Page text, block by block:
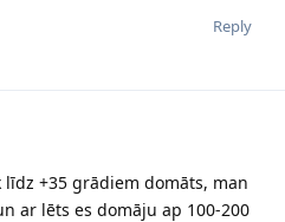
Reply
līdz +35 grādiem domāts, man
ar lēts es domāju ap 100-200